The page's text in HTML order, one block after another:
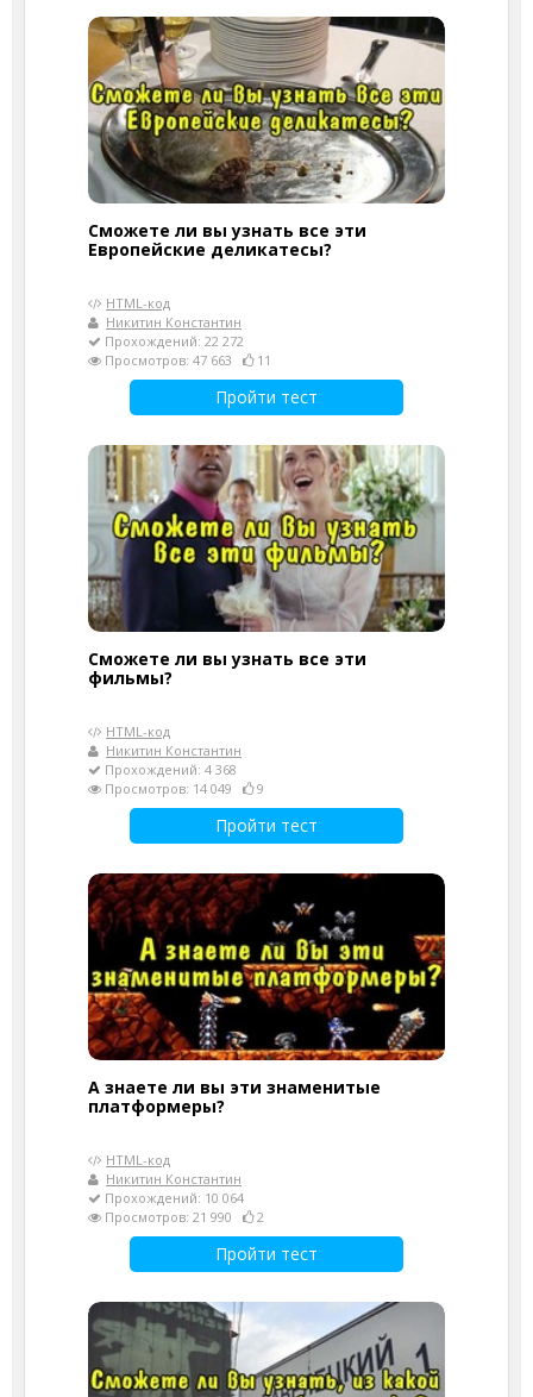
Сможете ли вы узнать все эти
Европейские деликатесы?
HTML-код
Никитин Константин
Прохождений: 22 272
Просмотров: 47 663
11
Пройти тест
Сможете ли вы узнать все эти
фильмы?
HTML-код
Никитин Константин
Прохождений: 4 368
Просмотров: 14 049
9
Пройти тест
А знаете ли вы эти знаменитые
платформеры?
HTML-код
Никитин Константин
Прохождений: 10 064
Просмотров: 21 990
2
Пройти тест